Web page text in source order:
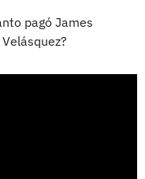
pagó James